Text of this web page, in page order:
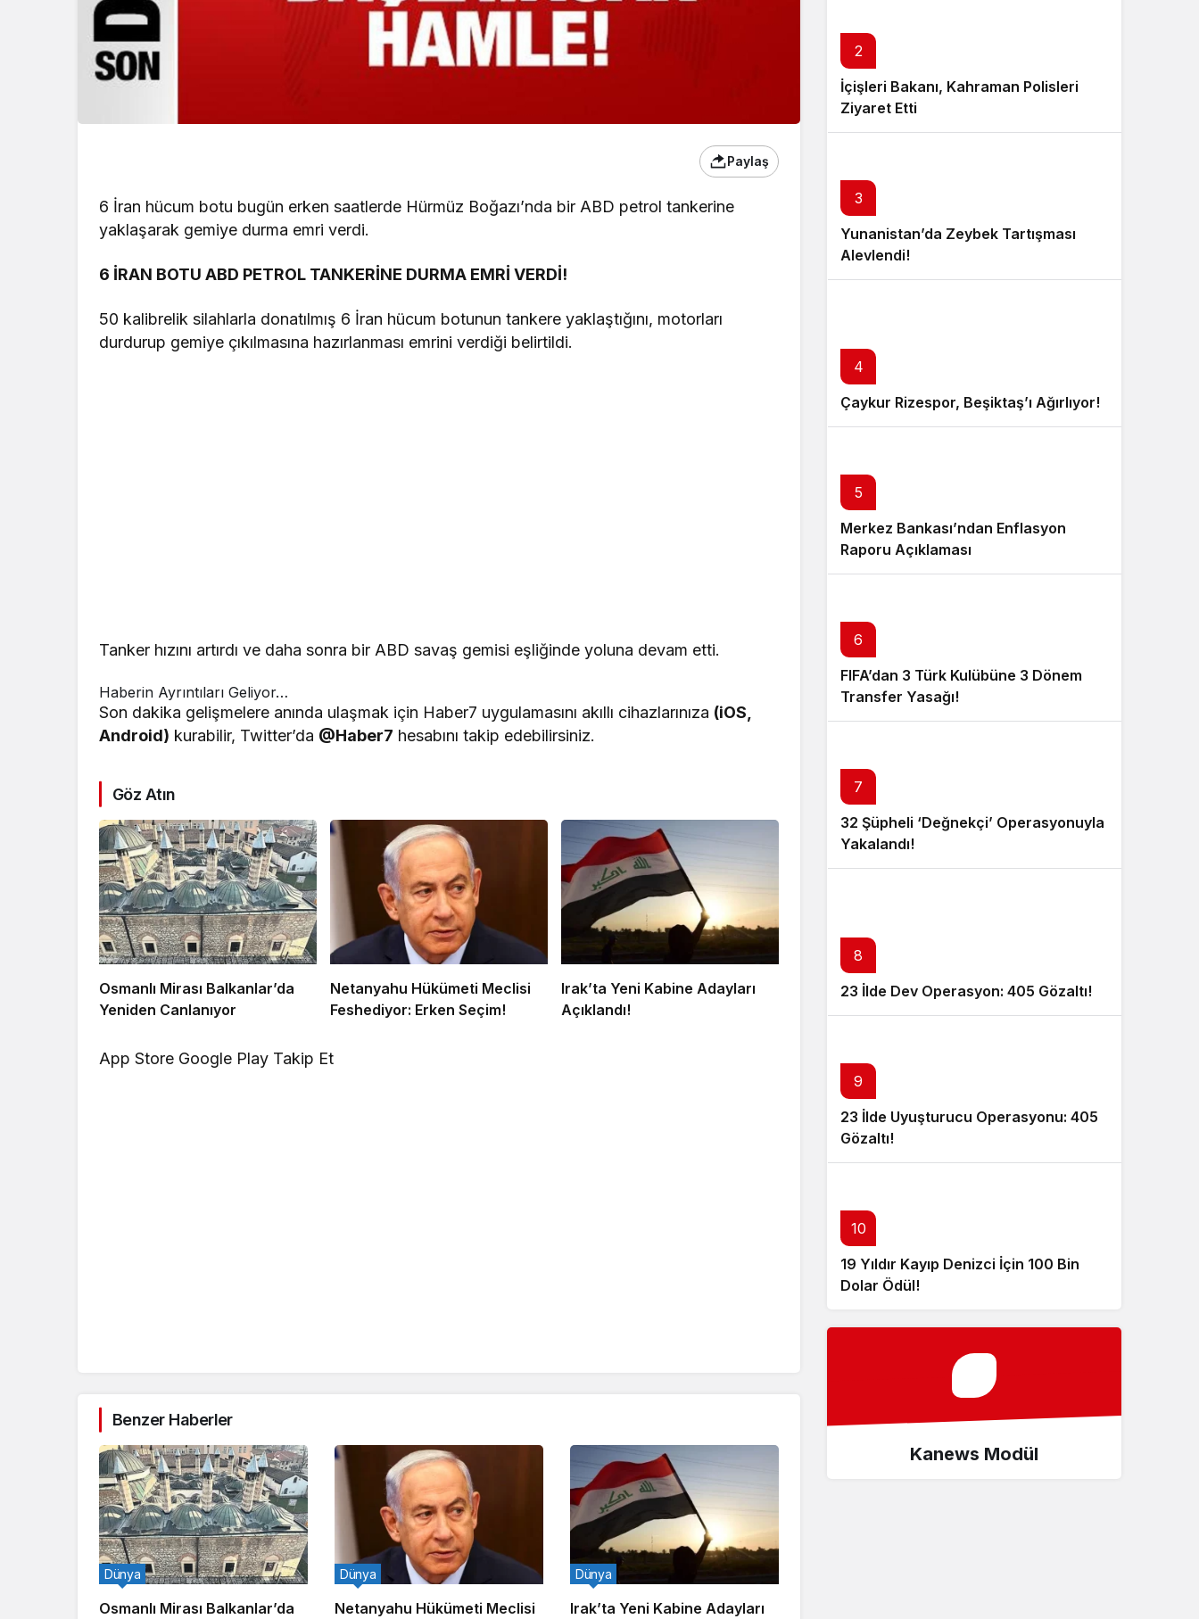
Paylaş
6 İran hücum botu bugün erken saatlerde Hürmüz Boğazı’nda bir ABD petrol tankerine
yaklaşarak gemiye durma emri verdi.
6 İRAN BOTU ABD PETROL TANKERİNE DURMA EMRİ VERDİ!
50 kalibrelik silahlarla donatılmış 6 İran hücum botunun tankere yaklaştığını, motorları
durdurup gemiye çıkılmasına hazırlanması emrini verdiği belirtildi.
Tanker hızını artırdı ve daha sonra bir ABD savaş gemisi eşliğinde yoluna devam etti.
Haberin Ayrıntıları Geliyor…
Son dakika gelişmelere anında ulaşmak için Haber7 uygulamasını akıllı cihazlarınıza (iOS,
Android) kurabilir, Twitter’da @Haber7 hesabını takip edebilirsiniz.
Göz Atın
Osmanlı Mirası Balkanlar’da
Yeniden Canlanıyor
Netanyahu Hükümeti Meclisi
Feshediyor: Erken Seçim!
Irak’ta Yeni Kabine Adayları
Açıklandı!
App Store Google Play Takip Et
Benzer Haberler
Osmanlı Mirası Balkanlar’da
Dünya
Netanyahu Hükümeti Meclisi
Dünya
Irak’ta Yeni Kabine Adayları
Dünya
2
İçişleri Bakanı, Kahraman Polisleri
Ziyaret Etti
3
Yunanistan’da Zeybek Tartışması
Alevlendi!
4
Çaykur Rizespor, Beşiktaş’ı Ağırlıyor!
5
Merkez Bankası’ndan Enflasyon
Raporu Açıklaması
6
FIFA’dan 3 Türk Kulübüne 3 Dönem
Transfer Yasağı!
7
32 Şüpheli ‘Değnekçi’ Operasyonuyla
Yakalandı!
8
23 İlde Dev Operasyon: 405 Gözaltı!
9
23 İlde Uyuşturucu Operasyonu: 405
Gözaltı!
10
19 Yıldır Kayıp Denizci İçin 100 Bin
Dolar Ödül!
Kanews Modül